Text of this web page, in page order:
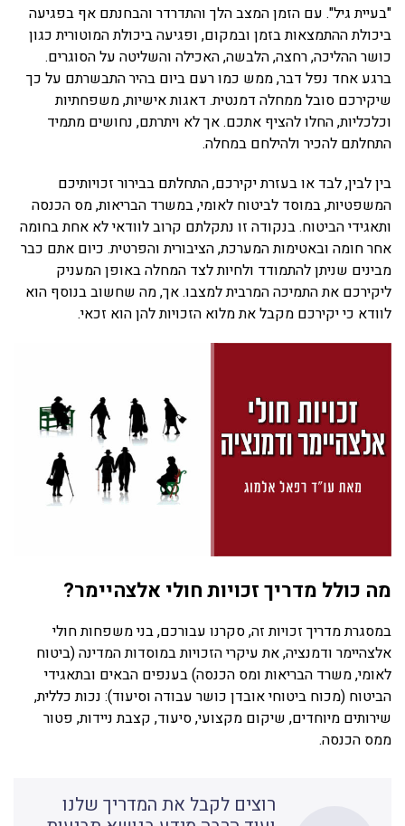
"בעיית גיל". עם הזמן המצב הלך והתדרדר והבחנתם אף בפגיעה
ביכולת ההתמצאות בזמן ובמקום, ופגיעה ביכולת המוטורית כגון
כושר ההליכה, רחצה, הלבשה, האכילה והשליטה על הסוגרים.
ברגע אחד נפל דבר, ממש כמו רעם ביום בהיר התבשרתם על כך
שיקירכם סובל ממחלה דמנטית. דאגות אישיות, משפחתיות
וכלכליות, החלו להציף אתכם. אך לא ויתרתם, נחושים מתמיד
התחלתם להכיר ולהילחם במחלה.
בין לבין, לבד או בעזרת יקירכם, התחלתם בבירור זכויותיכם
המשפטיות, במוסד לביטוח לאומי, במשרד הבריאות, מס הכנסה
ותאגידי הביטוח. בנקודה זו נתקלתם קרוב לוודאי לא אחת בחומה
אחר חומה ובאטימות המערכת, הציבורית והפרטית. כיום אתם כבר
מבינים שניתן להתמודד ולחיות לצד המחלה באופן המעניק
ליקירכם את התמיכה המרבית למצבו. אך, מה שחשוב בנוסף הוא
לוודא כי יקירכם מקבל את מלוא הזכויות להן הוא זכאי.
מה כולל מדריך זכויות חולי אלצהיימר?
במסגרת מדריך זכויות זה, סקרנו עבורכם, בני משפחות חולי
אלצהיימר ודמנציה, את עיקרי הזכויות במוסדות המדינה (ביטוח
לאומי, משרד הבריאות ומס הכנסה) בענפים הבאים ובתאגידי
הביטוח (מכוח ביטוחי אובדן כושר עבודה וסיעוד): נכות כללית,
שירותים מיוחדים, שיקום מקצועי, סיעוד, קצבת ניידות, פטור
ממס הכנסה.
רוצים לקבל את המדריך שלנו